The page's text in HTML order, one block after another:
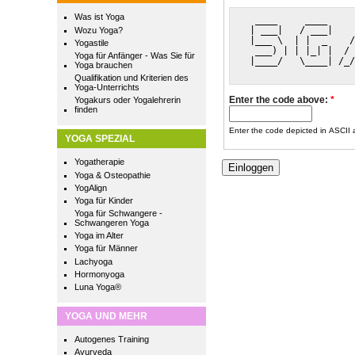
Was ist Yoga
Wozu Yoga?
Yogastile
Yoga für Anfänger - Was Sie für
Yoga brauchen
Qualifikation und Kriterien des
Yoga-Unterrichts
Yogakurs oder Yogalehrerin
finden
YOGA SPEZIAL
Yogatherapie
Yoga & Osteopathie
YogAlign
Yoga für Kinder
Yoga für Schwangere -
Schwangeren Yoga
Yoga im Alter
Yoga für Männer
Lachyoga
Hormonyoga
Luna Yoga®
YOGA UND MEHR
Autogenes Training
Ayurveda
| ___|   / ___|
|___ \  | |  _
___) | | |_| |
|____/   \____|
Enter the code above: *
Enter the code depicted in ASCII